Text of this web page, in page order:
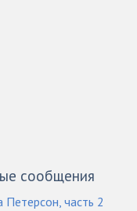
сообщения
часть 2